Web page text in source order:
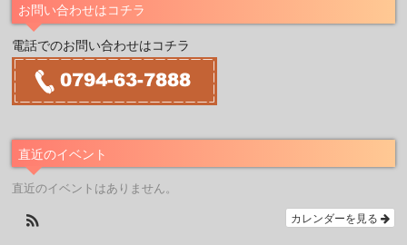
お問い合わせはコチラ
電話でのお問い合わせはコチラ
直近のイベント
直近のイベントはありません。
カレンダーを見る